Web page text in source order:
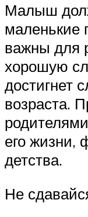
Малыш
маленькие
важны для
хорошую
достигнет
возраста.
его жизни,
детства.
Не